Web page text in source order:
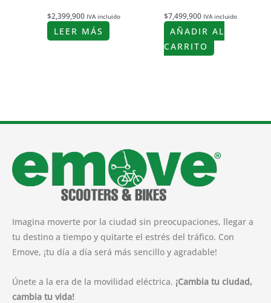
$2,399,900 IVA incluido
LEER MÁS
$7,499,900 IVA incluido
AÑADIR AL
CARRITO
Imagina moverte por la ciudad sin preocupaciones, llegar a
tu destino a tiempo y quitarte el estrés del tráfico. Con
Emove, ¡tu día a día será más sencillo y agradable!
Únete a la era de la movilidad eléctrica. ¡Cambia tu ciudad,
cambia tu vida!